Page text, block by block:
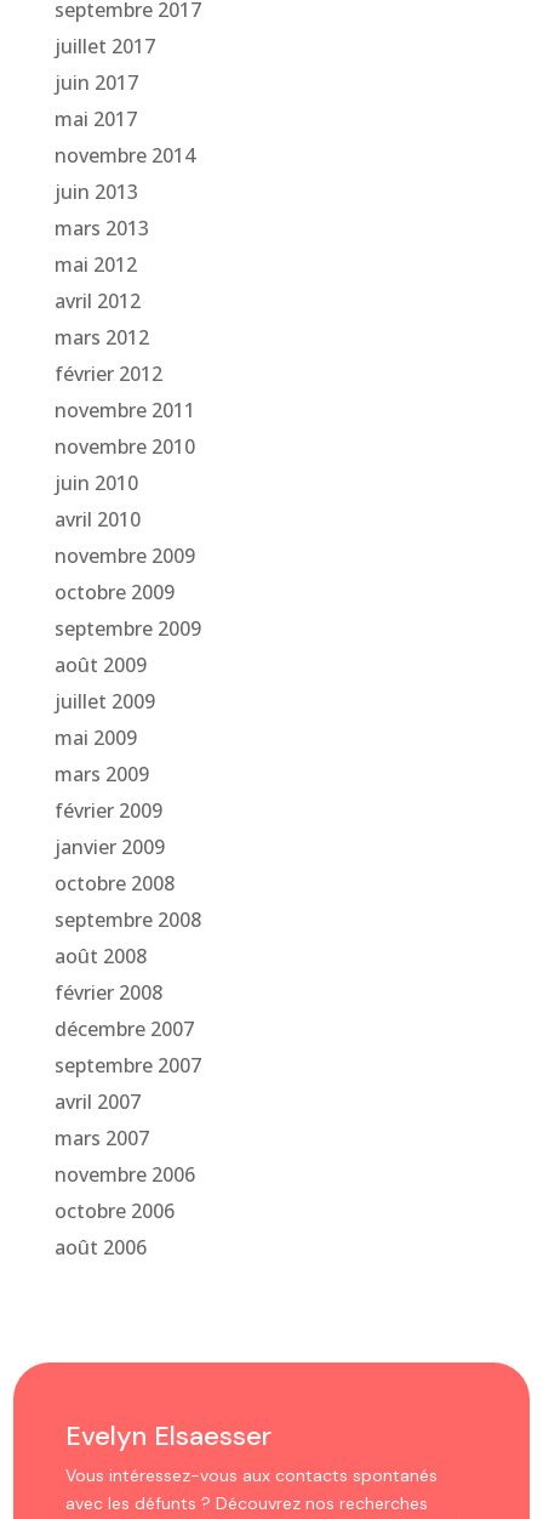
septembre 2017
juillet 2017
juin 2017
mai 2017
novembre 2014
juin 2013
mars 2013
mai 2012
avril 2012
mars 2012
février 2012
novembre 2011
novembre 2010
juin 2010
avril 2010
novembre 2009
octobre 2009
septembre 2009
août 2009
juillet 2009
mai 2009
mars 2009
février 2009
janvier 2009
octobre 2008
septembre 2008
août 2008
février 2008
décembre 2007
septembre 2007
avril 2007
mars 2007
novembre 2006
octobre 2006
août 2006
Evelyn Elsaesser
Vous intéressez-vous aux contacts spontanés
avec les défunts ? Découvrez nos recherches